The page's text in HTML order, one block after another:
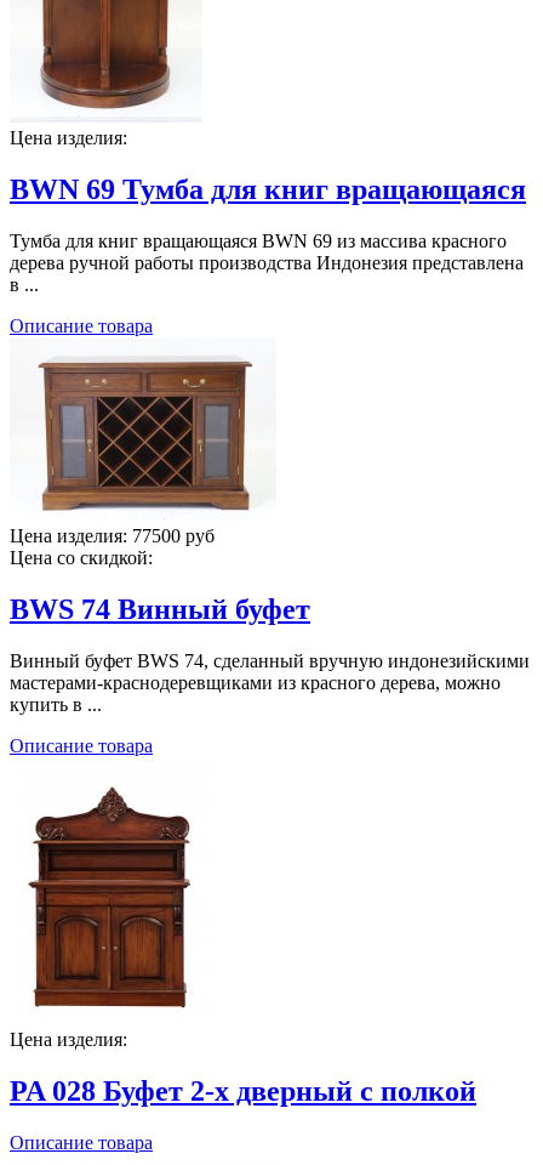
Цена изделия:
BWN 69 Тумба для книг вращающаяся
Тумба для книг вращающаяся BWN 69 из массива красного
дерева ручной работы производства Индонезия представлена
в ...
Описание товара
Цена изделия: 77500 руб
Цена со скидкой:
BWS 74 Винный буфет
Винный буфет BWS 74, сделанный вручную индонезийскими
мастерами-краснодеревщиками из красного дерева, можно
купить в ...
Описание товара
Цена изделия:
PA 028 Буфет 2-х дверный с полкой
Описание товара